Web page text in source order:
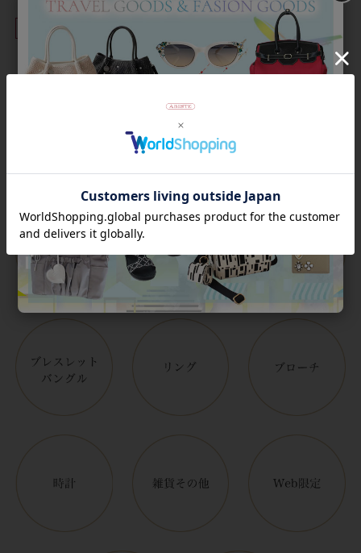
絞り込み
Category
アイテムカテゴリー